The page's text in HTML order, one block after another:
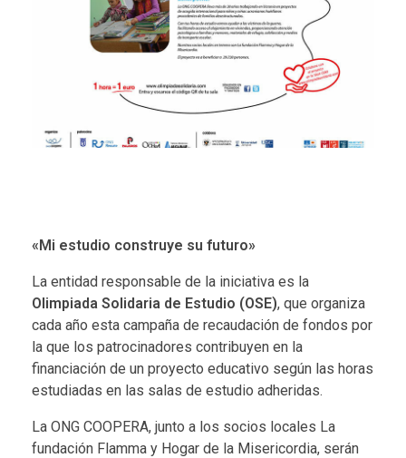
«Mi estudio construye su futuro»
La entidad responsable de la iniciativa es la
Olimpiada Solidaria de Estudio (OSE), que organiza
cada año esta campaña de recaudación de fondos por
la que los patrocinadores contribuyen en la
financiación de un proyecto educativo según las horas
estudiadas en las salas de estudio adheridas.
La ONG COOPERA, junto a los socios locales La
fundación Flamma y Hogar de la Misericordia, serán